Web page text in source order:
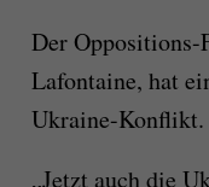
Der Oppositions-
Lafontaine, hat
Ukraine-Konflikt.
„Jetzt auch die